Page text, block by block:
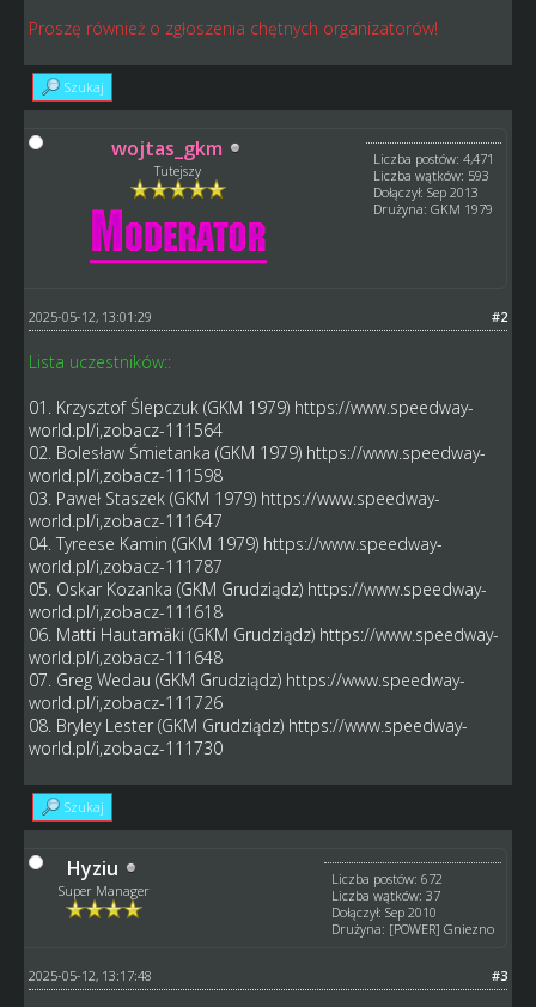
Proszę również o zgłoszenia chętnych organizatorów!
Szukaj
wojtas_gkm
Tutejszy
Liczba postów: 4,471
Liczba wątków: 593
Dołączył: Sep 2013
Drużyna: GKM 1979
#2
2025-05-12, 13:01:29
Lista uczestników::
01. Krzysztof Ślepczuk (GKM 1979) https://www.speedway-
world.pl/i,zobacz-111564
02. Bolesław Śmietanka (GKM 1979) https://www.speedway-
world.pl/i,zobacz-111598
03. Paweł Staszek (GKM 1979) https://www.speedway-
world.pl/i,zobacz-111647
04. Tyreese Kamin (GKM 1979) https://www.speedway-
world.pl/i,zobacz-111787
05. Oskar Kozanka (GKM Grudziądz) https://www.speedway-
world.pl/i,zobacz-111618
06. Matti Hautamäki (GKM Grudziądz) https://www.speedway-
world.pl/i,zobacz-111648
07. Greg Wedau (GKM Grudziądz) https://www.speedway-
world.pl/i,zobacz-111726
08. Bryley Lester (GKM Grudziądz) https://www.speedway-
world.pl/i,zobacz-111730
Szukaj
Hyziu
Super Manager
Liczba postów: 672
Liczba wątków: 37
Dołączył: Sep 2010
Drużyna: [POWER] Gniezno
#3
2025-05-12, 13:17:48